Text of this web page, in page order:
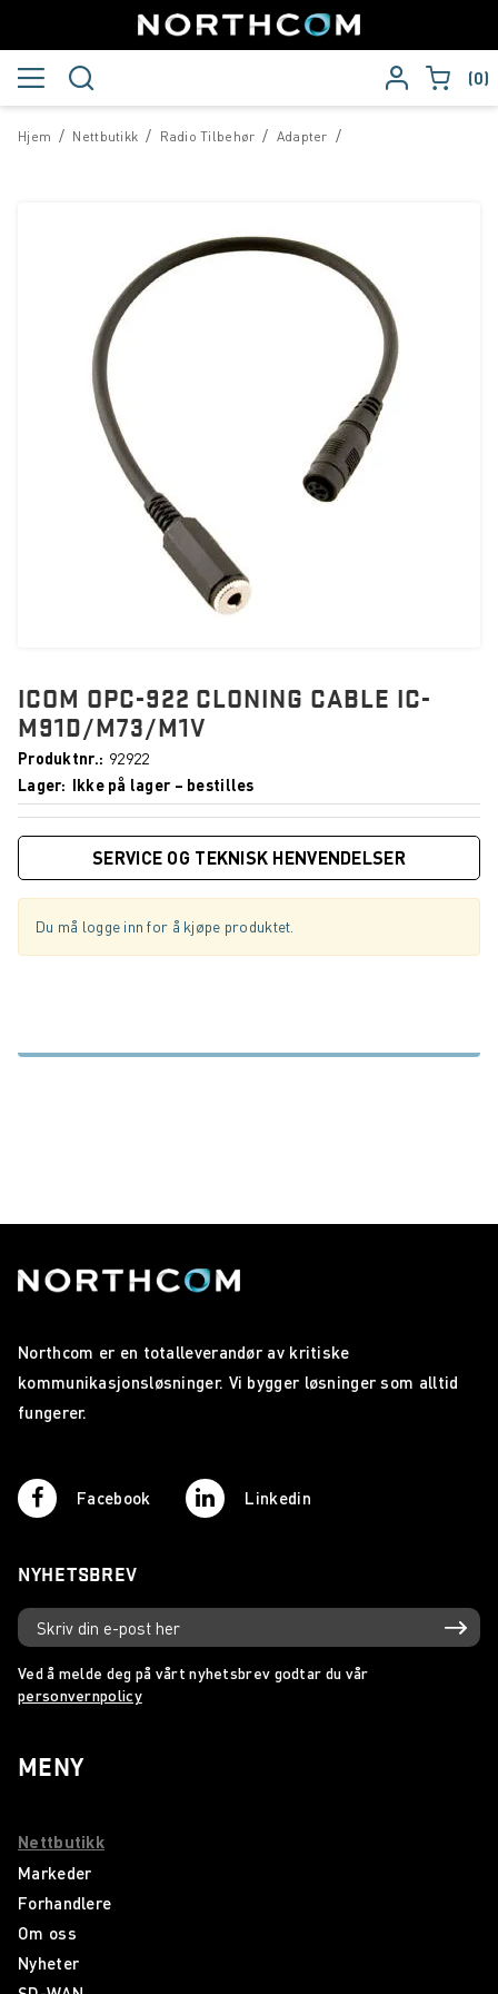
0
/
Hjem /
Nettbutikk /
Radio Tilbehør /
Adapter
ICOM OPC-922 CLONING CABLE IC-
M91D/M73/M1V
Produktnr.
92922
Lager
Ikke på lager – bestilles
SERVICE OG TEKNISK HENVENDELSER
Du må logge inn for å kjøpe produktet.
Northcom er en totalleverandør av kritiske
kommunikasjonsløsninger. Vi bygger løsninger som alltid
fungerer.
Facebook Linkedin
NYHETSBREV
Ved å melde deg på vårt nyhetsbrev godtar du vår
personvernpolicy
MENY
Nettbutikk
Markeder
Forhandlere
Om oss
Nyheter